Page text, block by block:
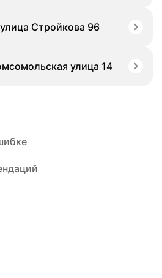
Стройкова 96
улица 14